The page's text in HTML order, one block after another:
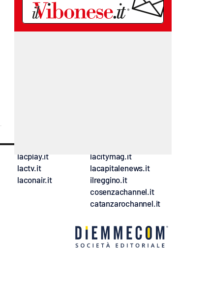
lacplay.it
lactv.it
laconair.it
lacitymag.it
lacapitalenews.it
ilreggino.it
cosenzachannel.it
catanzarochannel.it